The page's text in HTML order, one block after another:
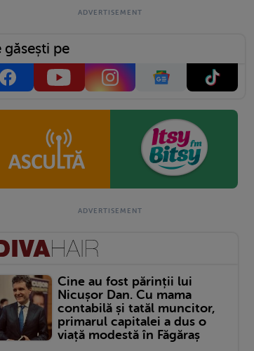
găsești pe
Cine au fost părinții lui
Nicușor Dan. Cu mama
contabilă și tatăl muncitor,
primarul capitalei a dus o
viață modestă în Făgăraș